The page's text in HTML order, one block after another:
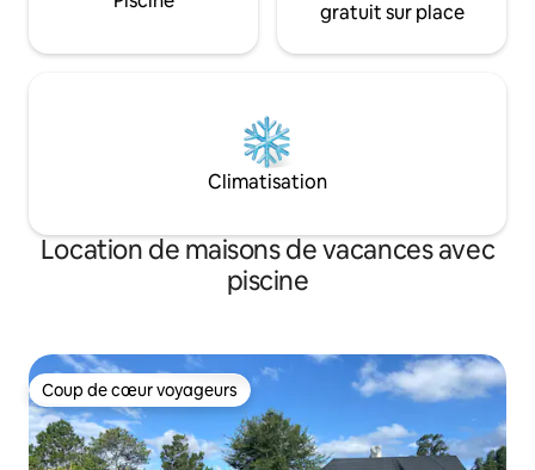
gratuit sur place
Climatisation
Location de maisons de vacances avec
piscine
Coup de cœur voyageurs
Coup de cœur voyageurs